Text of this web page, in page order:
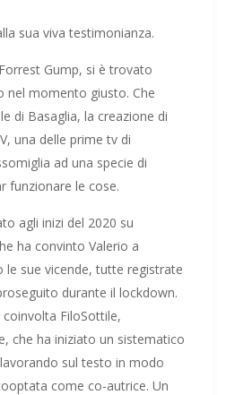
sua viva testimonianza.
Gump, si è trovato
nel momento giusto. Che
di Basaglia, la creazione di
una delle prime tv di
ad una specie di
funzionare le cose.
agli inizi del 2020 su
ha convinto Valerio a
sue vicende, tutte registrate
durante il lockdown.
FiloSottile,
che ha iniziato un sistematico
sul testo in modo
come co-autrice. Un